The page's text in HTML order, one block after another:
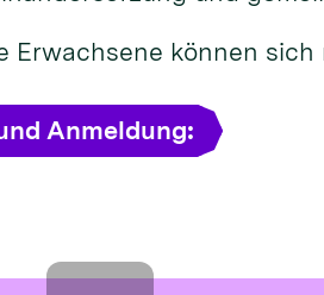
Erwachsene können sich
Anmeldung: